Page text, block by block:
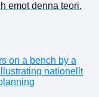
emot denna teori.